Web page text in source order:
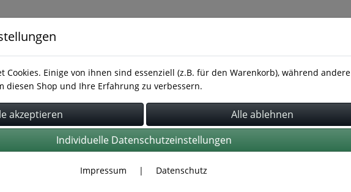
Rohrbefestigung Rohrverbindung Schläuche Gummiprofile
Cookies. Einige von ihnen sind essenziell (z.B. für den Warenkorb), während andere
diesen Shop und Ihre Erfahrung zu verbessern.
Individuelle Datenschutzeinstellungen
Impressum | Datenschutz